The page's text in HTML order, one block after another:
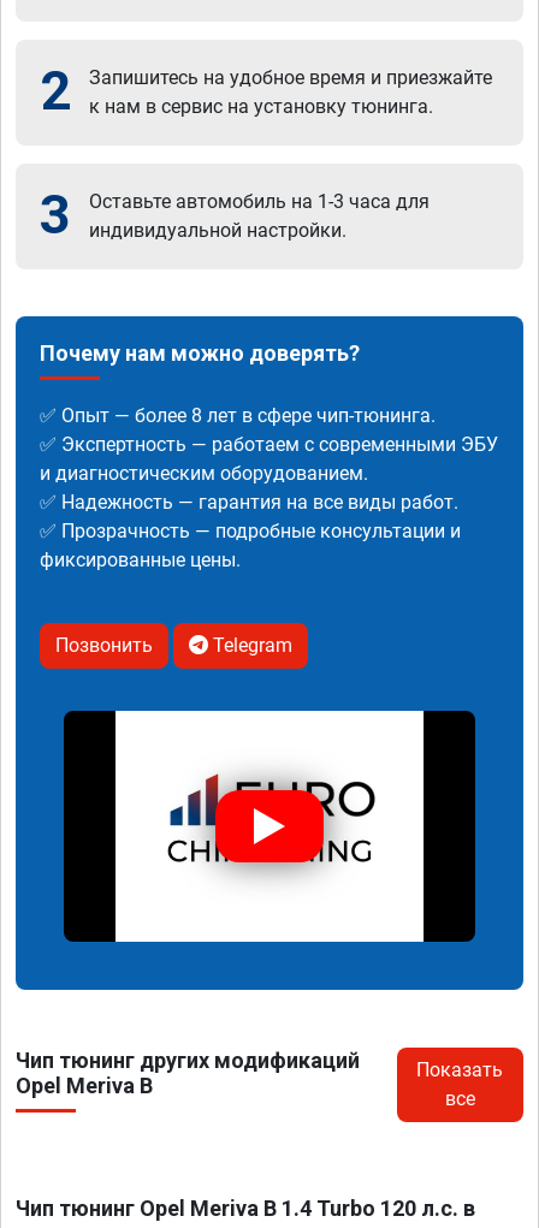
2
Запишитесь на удобное время и приезжайте
к нам в сервис на установку тюнинга.
3
Оставьте автомобиль на 1-3 часа для
индивидуальной настройки.
Почему нам можно доверять?
✅ Опыт — более 8 лет в сфере чип-тюнинга.
✅ Экспертность — работаем с современными ЭБУ
и диагностическим оборудованием.
✅ Надежность — гарантия на все виды работ.
✅ Прозрачность — подробные консультации и
фиксированные цены.
Позвонить Telegram
Чип тюнинг других модификаций
Opel Meriva B
Показать
все
Чип тюнинг Opel Meriva B 1.4 Turbo 120 л.с. в